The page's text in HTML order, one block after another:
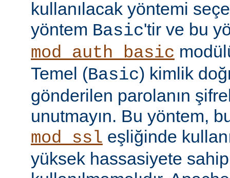
kullanılacak yöntemi
yöntem Basic'tir ve bu
mod_auth_basic
Temel (Basic) kimlik
gönderilen parolanın
unutmayın. Bu yöntem,
mod_ssl eşliğinde
yüksek hassasiyete